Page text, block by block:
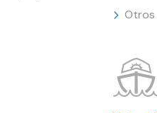
Otros